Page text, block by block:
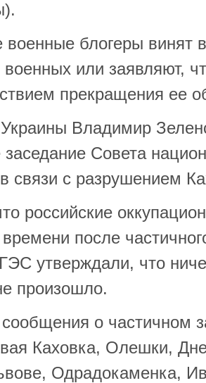
военные блогеры винят
военных или заявляют,
прекращения ее
Владимир
заседание Совета
связи с разрушением
российские
времени после
утверждали, что
произошло.
о частичном
Каховка, Олешки,
Одрадокаменка,